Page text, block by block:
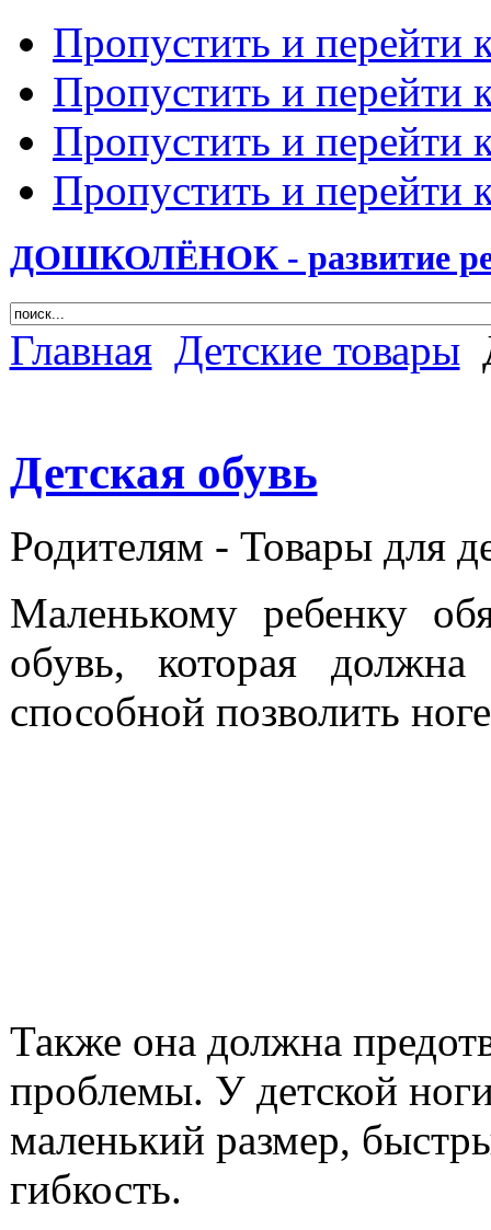
Пропустить и перейти
Пропустить и перейти
Пропустить и перейти
Пропустить и перейти
ДОШКОЛЁНОК - развитие
Главная Детские товары
Детская обувь
Родителям - Товары для
Маленькому ребенку
обувь, которая
способной позволить
Также она должна
проблемы. У детской
маленький размер,
гибкость.